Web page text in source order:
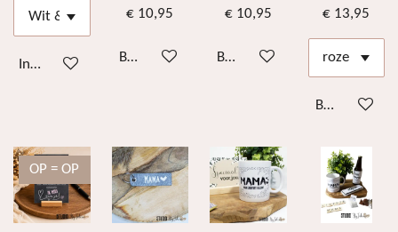
In winkelwagen
€ 10,95
Bekijk details
€ 10,95
Bekijk details
€ 13,95
Bekijk details
OP = OP